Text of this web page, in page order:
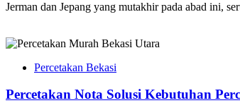
Jerman dan Jepang yang mutakhir pada abad ini,
Percetakan Bekasi
Percetakan Nota Solusi Kebutuhan